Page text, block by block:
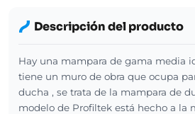
Descripción del producto
Hay una mampara de gama media
tiene un muro de obra que ocupa
ducha , se trata de la mampara de
modelo de Profiltek está hecho a la